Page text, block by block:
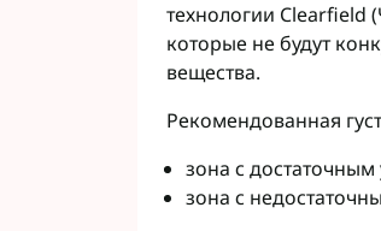
технологии Clearfield
которые не будут
вещества.
Рекомендованная
зона с
зона с